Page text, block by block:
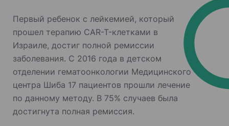
Первый ребенок с лейкемией, который
прошел терапию CAR-T-клетками в
Израиле, достиг полной ремиссии
заболевания. С 2016 года в детском
отделении гематоонкологии Медицинского
центра Шиба 17 пациентов прошли лечение
по данному методу. В 75% случаев была
достигнута полная ремиссия.